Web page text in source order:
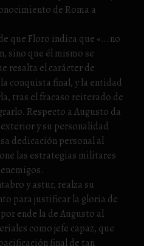
de Roma a
que Floro indica que «… no
sino que él mismo se
resalta el carácter de
conquista final, y la entidad
tras el fracaso reiterado de
Respecto a Augusto da
y su personalidad
dedicación personal al
las estrategias militares
y astur, realza su
para justificar la gloria de
ende la de Augusto al
como jefe capaz, que
final de tan